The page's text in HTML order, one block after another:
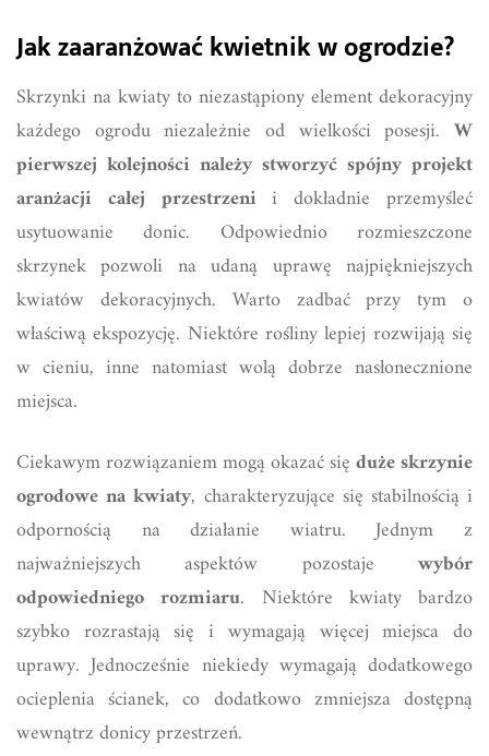
Jak zaaranżować kwietnik w ogrodzie?
Skrzynki na kwiaty to niezastąpiony element dekoracyjny
każdego ogrodu niezależnie od wielkości posesji. W
pierwszej kolejności należy stworzyć spójny projekt
aranżacji całej przestrzeni i dokładnie przemyśleć
usytuowanie donic. Odpowiednio rozmieszczone
skrzynek pozwoli na udaną uprawę najpiękniejszych
kwiatów dekoracyjnych. Warto zadbać przy tym o
właściwą ekspozycję. Niektóre rośliny lepiej rozwijają się
w cieniu, inne natomiast wolą dobrze nasłonecznione
miejsca.
Ciekawym rozwiązaniem mogą okazać sięduże skrzynie
ogrodowe na kwiaty, charakteryzujące się stabilnością i
odpornością na działanie wiatru. Jednym z
najważniejszych aspektów pozostaje wybór
odpowiedniego rozmiaru. Niektóre kwiaty bardzo
szybko rozrastają się i wymagają więcej miejsca do
uprawy. Jednocześnie niekiedy wymagają dodatkowego
ocieplenia ścianek, co dodatkowo zmniejsza dostępną
wewnątrz donicy przestrzeń.